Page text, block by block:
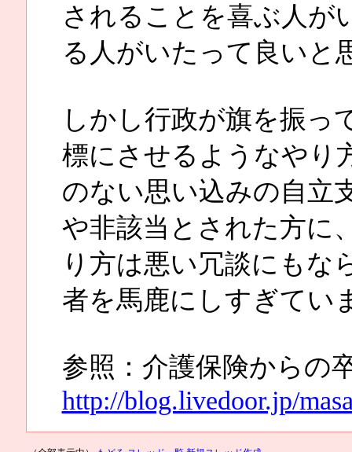
されることを喜ぶ人が
る人がいたって良いと
しかし行政が旗を振っ
標にさせるようなやり
のない思い込みの自立
や非該当とされた方に
り方は悪い冗談にもな
者を馬鹿にしすぎてい
参照：介護保険からの
http://blog.livedoor.jp/